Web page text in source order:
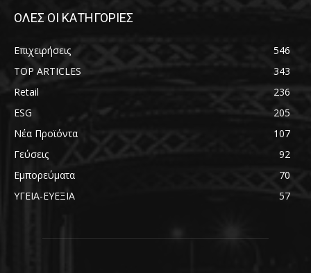
ΟΛΕΣ ΟΙ ΚΑΤΗΓΟΡΙΕΣ
Επιχειρήσεις
546
TOP ARTICLES
343
Retail
236
ESG
205
Νέα Προϊόντα
107
Γεύσεις
92
Εμπορεύματα
70
ΥΓΕΙΑ-ΕΥΕΞΙΑ
57